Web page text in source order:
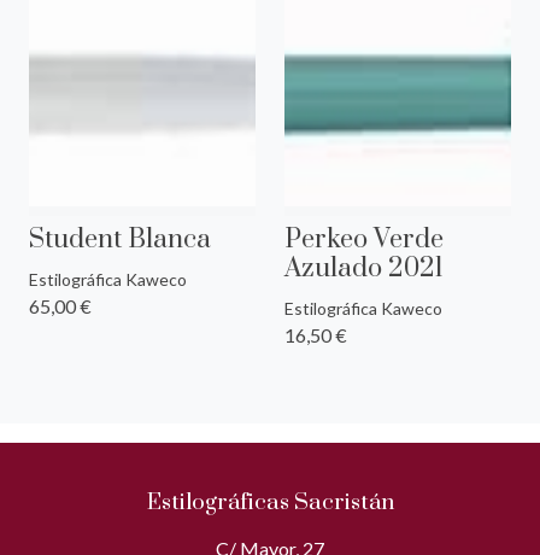
Student Blanca
Estilográfica Kaweco
65,00 €
Perkeo Verde
Azulado 2021
Estilográfica Kaweco
16,50 €
Estilográficas Sacristán
C/ Mayor, 27